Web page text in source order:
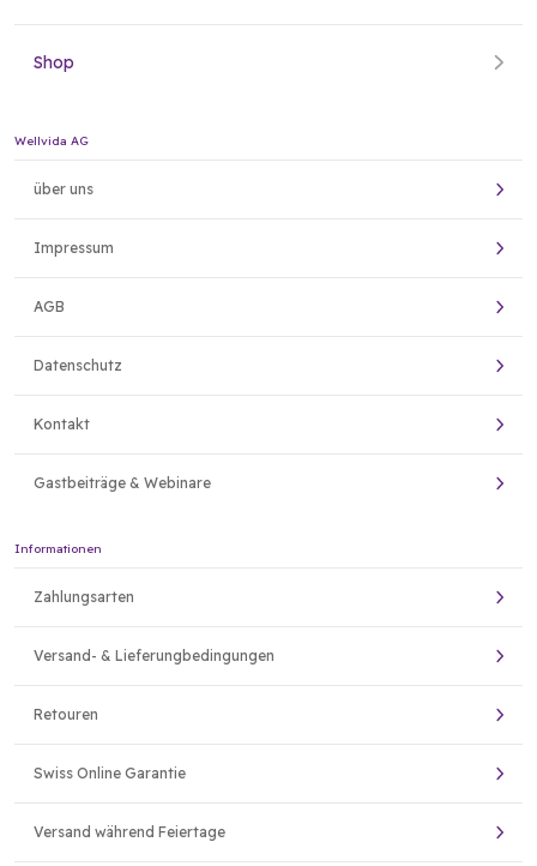
Shop
Wellvida AG
über uns
Impressum
AGB
Datenschutz
Kontakt
Gastbeiträge & Webinare
Informationen
Zahlungsarten
Versand- & Lieferungbedingungen
Retouren
Swiss Online Garantie
Versand während Feiertage